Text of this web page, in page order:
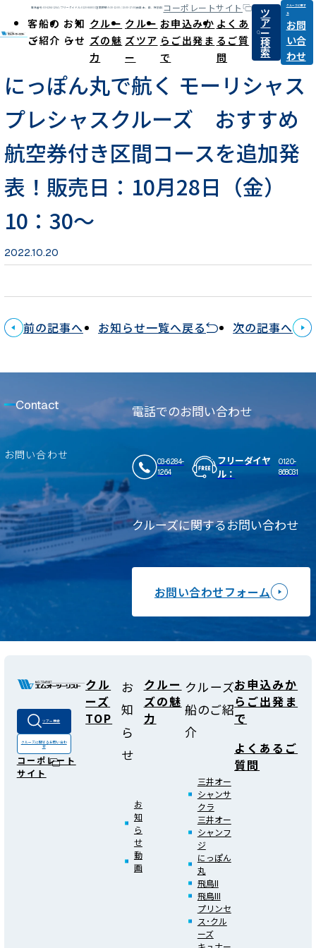
電話番号:03-6284-1264 / フリーダイヤル:0120-868031営業時間:9:30-12:00 / 13:00-17:00(休日:土、日、祝祭日) コーポレートサイト
客船の
ご紹介
お知
らせ
クルー
ズの魅
力
クルー
ズツア
ー
お申込みか
らご出発ま
で
よくあ
るご質
問
ツ
ア
ー
検
索
クルーズに関す
る
お問
い合
わせ
にっぽん丸で航く モーリシャス
プレシャスクルーズ おすすめ
航空券付き区間コースを追加発
表！販売日：10月28日（金）
10：30～
2022.10.20
前の記事へ お知らせ一覧へ戻る 次の記事へ
Contact
お問い合わせ
電話でのお問い合わせ
03-6284-
1264
フリーダイヤ
ル：
0120-
868031
クルーズに関するお問い合わせ
お問い合わせフォーム
ツアー検索
クルーズに関するお問い合わ
せ
コーポレート
サイト
クル
ーズ
TOP
お
知
ら
せ
お
知
ら
せ
動
画
クルー
ズの魅
力
クルーズ
船のご紹
介
三井オー
シャンサ
クラ
三井オー
シャンフ
ジ
にっぽん
丸
飛鳥II
飛鳥III
プリンセ
ス･クル
ーズ
お申込みか
らご出発ま
で
よくあるご
質問